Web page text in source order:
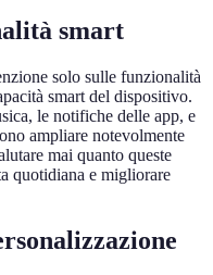
smart
solo sulle funzionalità
smart del dispositivo.
le notifiche delle app, e
ampliare notevolmente
mai quanto queste
quotidiana e migliorare